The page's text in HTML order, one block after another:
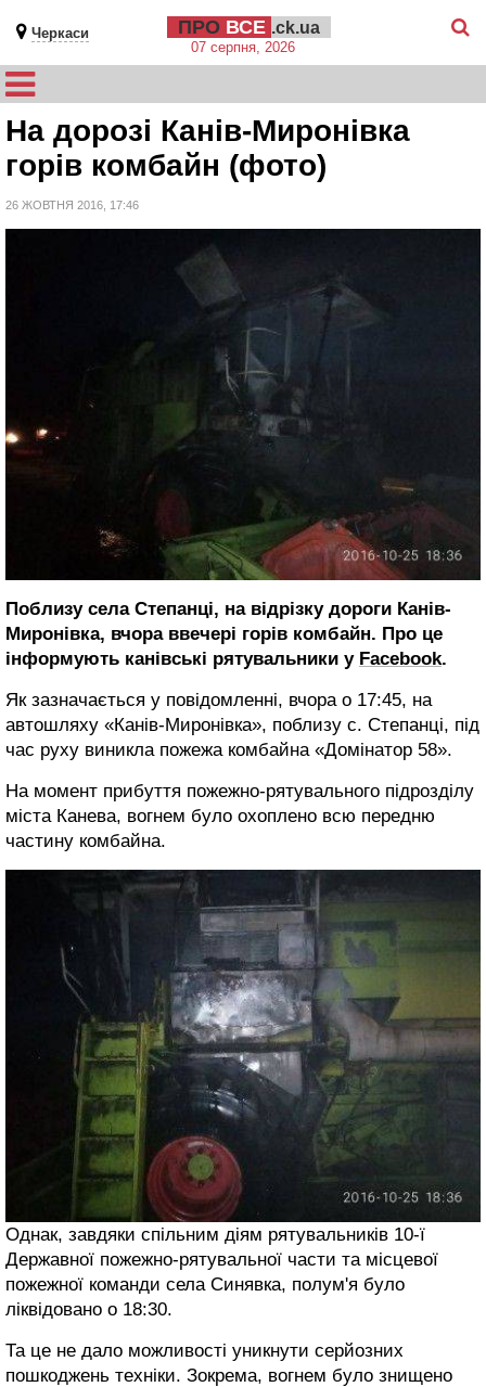
Черкаси ПРО ВСЕ .ck.ua
07 серпня, 2026
На дорозі Канів-Миронівка
горів комбайн (фото)
26 ЖОВТНЯ 2016, 17:46
Поблизу села Степанці, на відрізку дороги Канів-
Миронівка, вчора ввечері горів комбайн. Про це
інформують канівські рятувальники у Facebook.
Як зазначається у повідомленні, вчора о 17:45, на
автошляху «Канів-Миронівка», поблизу с. Степанці, під
час руху виникла пожежа комбайна «Домінатор 58».
На момент прибуття пожежно-рятувального підрозділу
міста Канева, вогнем було охоплено всю передню
частину комбайна.
Однак, завдяки спільним діям рятувальників 10-ї
Державної пожежно-рятувальної части та місцевої
пожежної команди села Синявка, полум'я було
ліквідовано о 18:30.
Та це не дало можливості уникнути серйозних
пошкоджень техніки. Зокрема, вогнем було знищено